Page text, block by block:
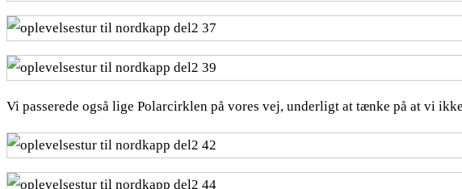
Vi passerede også lige Polarcirklen på vores vej, underligt at tænke på at vi